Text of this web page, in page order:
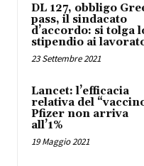
DL 127, obbligo
pass, il sindacato
d’accordo: si tolga
stipendio ai
23 Settembre 2021
Lancet: l’efficacia
relativa del
Pfizer non arriva
all’1%
19 Maggio 2021